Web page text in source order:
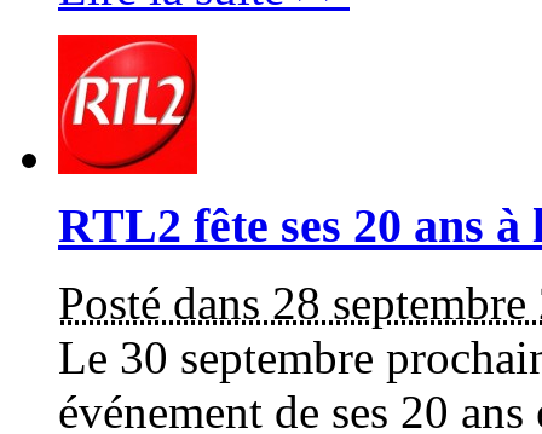
RTL2 fête ses 20 ans
Posté dans 28
Le 30 septembre
événement de ses 20